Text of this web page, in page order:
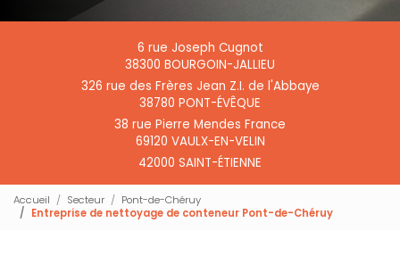
6 rue Joseph Cugnot
38300 BOURGOIN-JALLIEU
326 rue des Frères Jean Z.I. de l'Abbaye
38780 PONT-ÉVÊQUE
38 rue Pierre Mendes France
69120 VAULX-EN-VELIN
42000 SAINT-ÉTIENNE
Accueil Secteur
Pont-de-Chéruy
Entreprise de nettoyage de conteneur Pont-de-Chéruy